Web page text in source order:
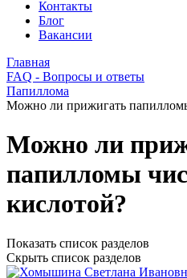
Контакты
Блог
Вакансии
Главная
FAQ - Вопросы и ответы
Папиллома
Можно ли прижигать
Можно ли
папилломы
кислотой?
Показать список разделов
Скрыть список разделов